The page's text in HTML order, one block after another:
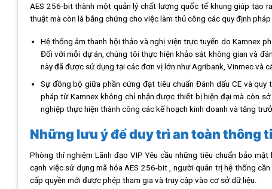
AES 256-bit thành một quản lý chất lượng quốc tế khung giúp tạo
thuật mà còn là bằng chứng cho việc làm thủ công các quy định
Hệ thống âm thanh hội thảo và nghị viện trực tuyến do Kamnex
Đối với mỗi dự án, chúng tôi thực hiện khảo sát không gian và
này đã được sử dụng tại các đơn vị lớn như Agribank, Vinmec và
Sự đồng bộ giữa phần cứng đạt tiêu chuẩn Đánh dấu CE và quy
pháp từ Kamnex không chỉ nhận được thiết bị hiện đại mà còn
nghiệp thực hiện thành công các kế hoạch kinh doanh và tăng
Những lưu ý để duy trì an toàn thông
Phòng thí nghiệm Lãnh đạo VIP Yêu cầu những tiêu chuẩn bảo
cạnh việc sử dụng mã hóa AES 256-bit , người quản trị hệ thống
cấp quyền mới được phép tham gia và truy cập vào cơ sở dữ liệu.